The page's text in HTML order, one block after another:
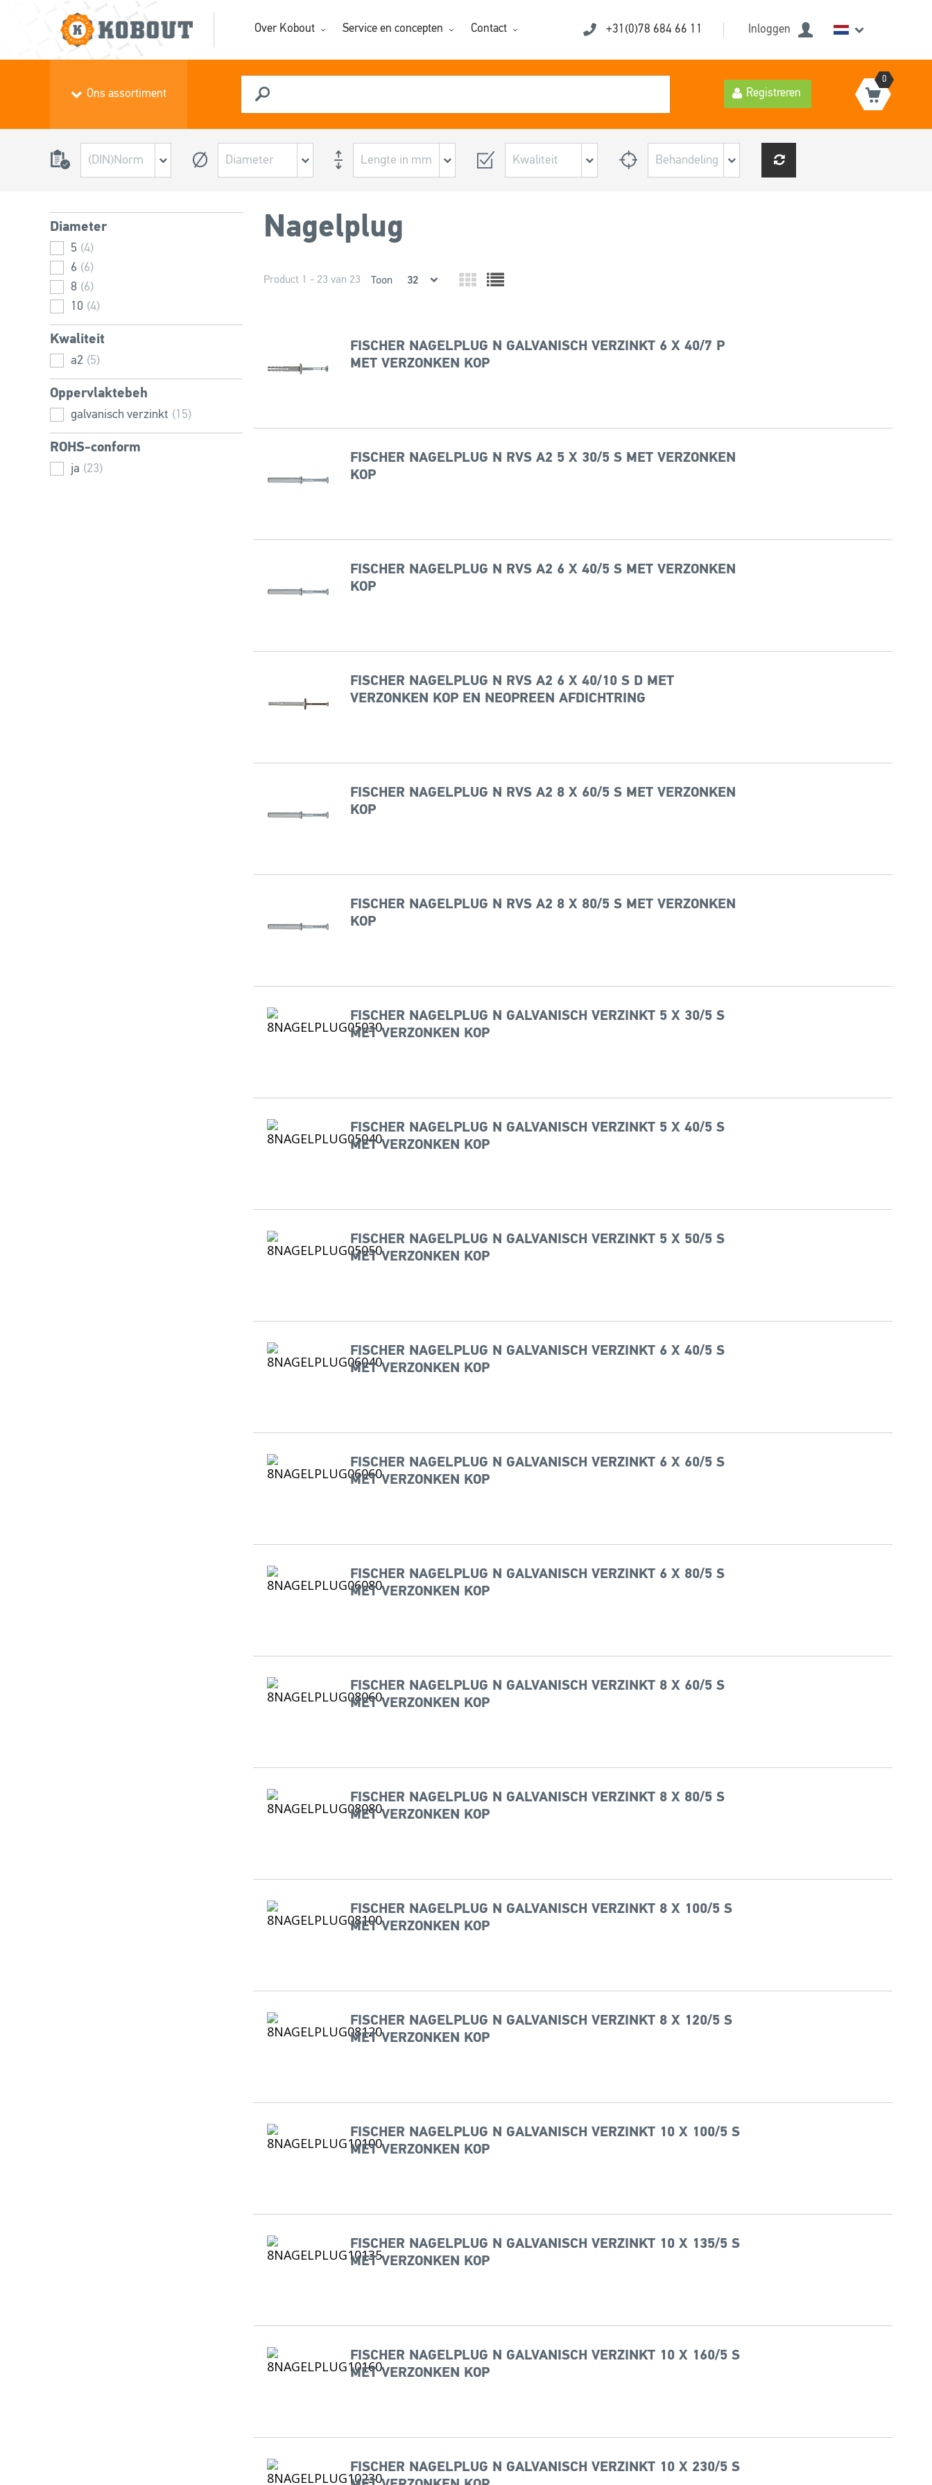
Over Kobout Service en concepten Contact +31(0)78 684 66 11 Inloggen
Ons assortiment Registreren
0
Diameter
5 (4)
6 (6)
8 (6)
10 (4)
Kwaliteit
a2 (5)
Oppervlaktebeh
galvanisch verzinkt (15)
ROHS-conform
ja (23)
Nagelplug
Product 1 - 23 van 23 Toon
FISCHER NAGELPLUG N GALVANISCH VERZINKT 6 X 40/7 P
MET VERZONKEN KOP
FISCHER NAGELPLUG N RVS A2 5 X 30/5 S MET VERZONKEN
KOP
FISCHER NAGELPLUG N RVS A2 6 X 40/5 S MET VERZONKEN
KOP
FISCHER NAGELPLUG N RVS A2 6 X 40/10 S D MET
VERZONKEN KOP EN NEOPREEN AFDICHTRING
FISCHER NAGELPLUG N RVS A2 8 X 60/5 S MET VERZONKEN
KOP
FISCHER NAGELPLUG N RVS A2 8 X 80/5 S MET VERZONKEN
KOP
FISCHER NAGELPLUG N GALVANISCH VERZINKT 5 X 30/5 S
MET VERZONKEN KOP
FISCHER NAGELPLUG N GALVANISCH VERZINKT 5 X 40/5 S
MET VERZONKEN KOP
FISCHER NAGELPLUG N GALVANISCH VERZINKT 5 X 50/5 S
MET VERZONKEN KOP
FISCHER NAGELPLUG N GALVANISCH VERZINKT 6 X 40/5 S
MET VERZONKEN KOP
FISCHER NAGELPLUG N GALVANISCH VERZINKT 6 X 60/5 S
MET VERZONKEN KOP
FISCHER NAGELPLUG N GALVANISCH VERZINKT 6 X 80/5 S
MET VERZONKEN KOP
FISCHER NAGELPLUG N GALVANISCH VERZINKT 8 X 60/5 S
MET VERZONKEN KOP
FISCHER NAGELPLUG N GALVANISCH VERZINKT 8 X 80/5 S
MET VERZONKEN KOP
FISCHER NAGELPLUG N GALVANISCH VERZINKT 8 X 100/5 S
MET VERZONKEN KOP
FISCHER NAGELPLUG N GALVANISCH VERZINKT 8 X 120/5 S
MET VERZONKEN KOP
FISCHER NAGELPLUG N GALVANISCH VERZINKT 10 X 100/5 S
MET VERZONKEN KOP
FISCHER NAGELPLUG N GALVANISCH VERZINKT 10 X 135/5 S
MET VERZONKEN KOP
FISCHER NAGELPLUG N GALVANISCH VERZINKT 10 X 160/5 S
MET VERZONKEN KOP
FISCHER NAGELPLUG N GALVANISCH VERZINKT 10 X 230/5 S